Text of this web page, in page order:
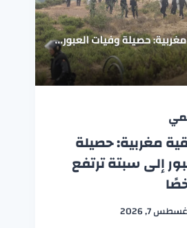
مغربية: حصيلة
إلى سبتة ترتفع
7, 2026